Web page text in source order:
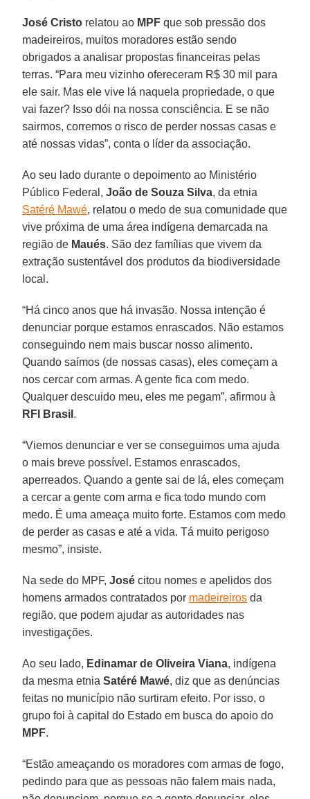
José Cristo relatou ao MPF que sob pressão dos
madeireiros, muitos moradores estão sendo
obrigados a analisar propostas financeiras pelas
terras. “Para meu vizinho ofereceram R$ 30 mil para
ele sair. Mas ele vive lá naquela propriedade, o que
vai fazer? Isso dói na nossa consciência. E se não
sairmos, corremos o risco de perder nossas casas e
até nossas vidas”, conta o líder da associação.
Ao seu lado durante o depoimento ao Ministério
Público Federal,João de Souza Silva, da etnia
Satéré Mawé, relatou o medo de sua comunidade que
vive próxima de uma área indígena demarcada na
região de Maués. São dez famílias que vivem da
extração sustentável dos produtos da biodiversidade
local.
“Há cinco anos que há invasão. Nossa intenção é
denunciar porque estamos enrascados. Não estamos
conseguindo nem mais buscar nosso alimento.
Quando saímos (de nossas casas), eles começam a
nos cercar com armas. A gente fica com medo.
Qualquer descuido meu, eles me pegam”, afirmou à
RFI
Brasil .
“Viemos denunciar e ver se conseguimos uma ajuda
o mais breve possível. Estamos enrascados,
aperreados. Quando a gente sai de lá, eles começam
a cercar a gente com arma e fica todo mundo com
medo. É uma ameaça muito forte. Estamos com medo
de perder as casas e até a vida. Tá muito perigoso
mesmo”, insiste.
Na sede do MPF,José citou nomes e apelidos dos
homens armados contratados por madeireiros da
região, que podem ajudar as autoridades nas
investigações.
Ao seu lado, Edinamar de Oliveira Viana, indígena
da mesma etniaSatéré Mawé, diz que as denúncias
feitas no município não surtiram efeito. Por isso, o
grupo foi à capital do Estado em busca do apoio do
MPF.
“Estão ameaçando os moradores com armas de fogo,
pedindo para que as pessoas não falem mais nada,